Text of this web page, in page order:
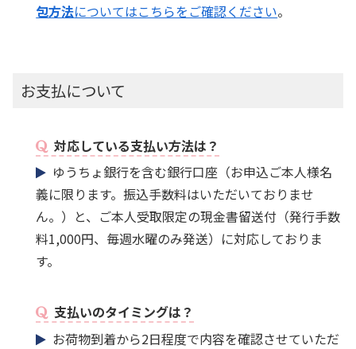
包方法についてはこちらをご確認ください。
お支払について
対応している支払い方法は？
ゆうちょ銀行を含む銀行口座（お申込ご本人様名
義に限ります。振込手数料はいただいておりませ
ん。）と、ご本人受取限定の現金書留送付（発行手数
料1,000円、毎週水曜のみ発送）に対応しておりま
す。
支払いのタイミングは？
お荷物到着から2日程度で内容を確認させていただ